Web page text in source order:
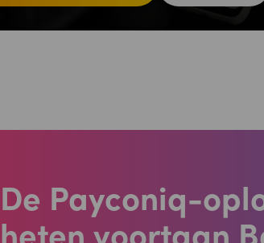
De Payconiq-
heten voortaan